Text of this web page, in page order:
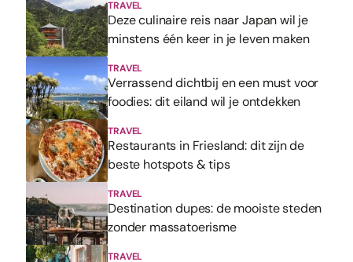
TRAVEL
Deze culinaire reis naar Japan wil je
minstens één keer in je leven maken
TRAVEL
Verrassend dichtbij en een must voor
foodies: dit eiland wil je ontdekken
TRAVEL
Restaurants in Friesland: dit zijn de
beste hotspots & tips
TRAVEL
Destination dupes: de mooiste steden
zonder massatoerisme
TRAVEL